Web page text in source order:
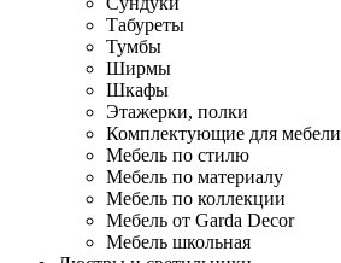
Табуреты
Тумбы
Ширмы
Шкафы
Этажерки, полки
Комплектующие для мебели
Мебель по стилю
Мебель по материалу
Мебель по коллекции
Мебель от Garda Decor
Мебель школьная